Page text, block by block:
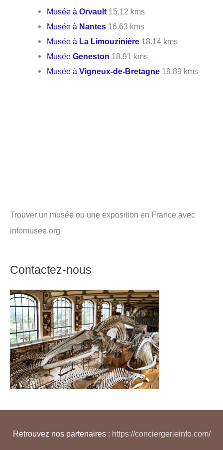
Musée àOrvault 15.12 kms
Musée à Nantes 16.63 kms
Musée à La Limouzinière 18.14 kms
MuséeGeneston 18.91 kms
Musée àVigneux-de-Bretagne 19.89 kms
Trouver un musée ou une exposition en France avec
infomusee.org
Contactez-nous
Retrouvez nos partenaires : https://conciergerieinfo.com/